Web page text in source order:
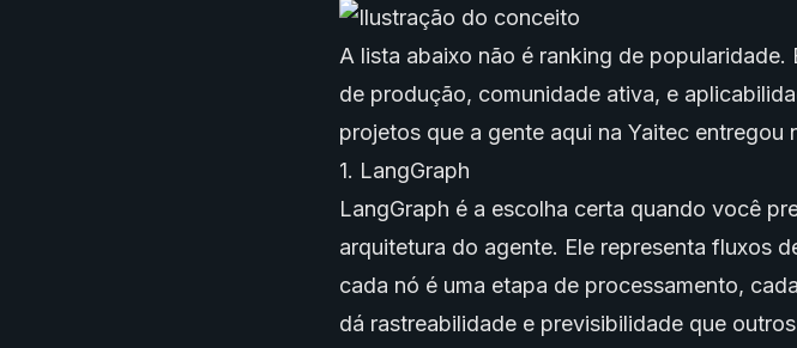
A lista abaixo não é ranking de popularidade.
de produção, comunidade ativa, e
projetos que a gente aqui na Yaitec entregou
1. LangGraph
LangGraph é a escolha certa quando você
arquitetura do agente. Ele representa fluxos
cada nó é uma etapa de processamento,
dá rastreabilidade e previsibilidade que